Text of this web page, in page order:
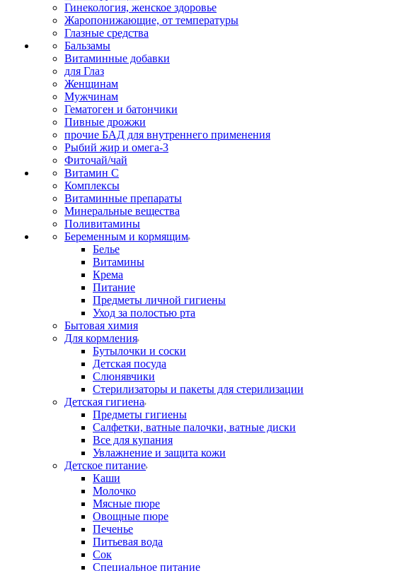
Гинекология, женское здоровье
Жаропонижающие, от температуры
Глазные средства
Бальзамы
Витаминные добавки
для Глаз
Женщинам
Мужчинам
Гематоген и батончики
Пивные дрожжи
прочие БАД для внутреннего применения
Рыбий жир и омега-3
Фиточай/чай
Витамин С
Комплексы
Витаминные препараты
Минеральные вещества
Поливитамины
Беременным и кормящим
Белье
Витамины
Крема
Питание
Предметы личной гигиены
Уход за полостью рта
Бытовая химия
Для кормления
Бутылочки и соски
Детская посуда
Слюнявчики
Стерилизаторы и пакеты для стерилизации
Детская гигиена
Предметы гигиены
Салфетки, ватные палочки, ватные диски
Все для купания
Увлажнение и защита кожи
Детское питание
Каши
Молочко
Мясные пюре
Овощные пюре
Печенье
Питьевая вода
Сок
Специальное питание